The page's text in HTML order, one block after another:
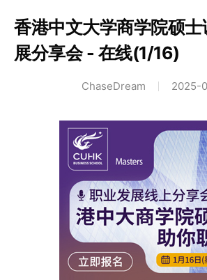
香港中文大学商学院硕
展分享会 - 在线(1/16)
ChaseDream 2025-